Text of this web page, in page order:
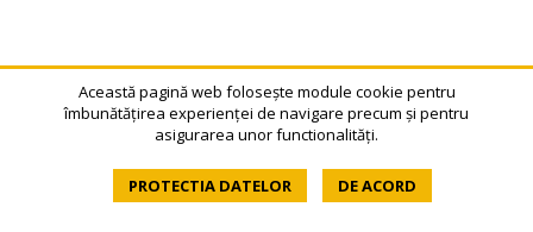
Articole similare
Această pagină web folosește module cookie pentru
îmbunătățirea experienței de navigare precum și pentru
asigurarea unor functionalități.
PROTECTIA DATELOR DE ACORD